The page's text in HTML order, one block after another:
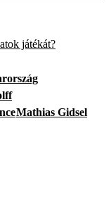
játékát?
Mathias Gidsel